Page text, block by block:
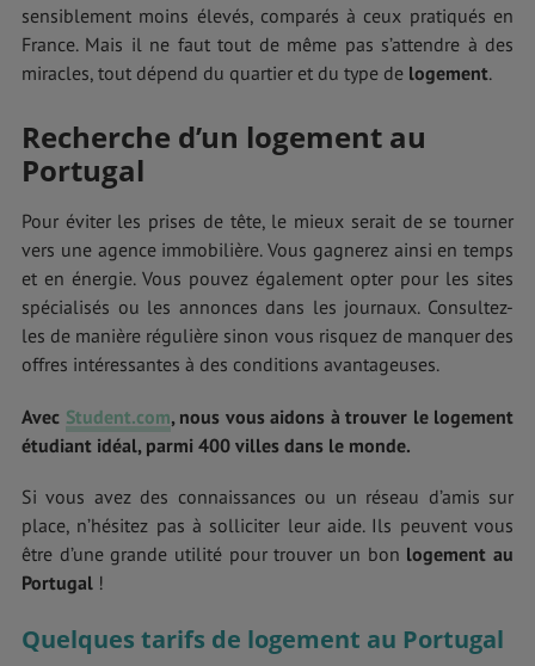
sensiblement moins élevés, comparés à ceux pratiqués en
France. Mais il ne faut tout de même pas s’attendre à des
miracles, tout dépend du quartier et du type de logement.
Recherche d’un logement au
Portugal
Pour éviter les prises de tête, le mieux serait de se tourner
vers une agence immobilière. Vous gagnerez ainsi en temps
et en énergie. Vous pouvez également opter pour les sites
spécialisés ou les annonces dans les journaux. Consultez-
les de manière régulière sinon vous risquez de manquer des
offres intéressantes à des conditions avantageuses.
Avec Student.com, nous vous aidons à trouver le logement
étudiant idéal, parmi 400 villes dans le monde.
Si vous avez des connaissances ou un réseau d’amis sur
place, n’hésitez pas à solliciter leur aide. Ils peuvent vous
être d’une grande utilité pour trouver un bon logement au
Portugal !
Quelques tarifs de logement au Portugal